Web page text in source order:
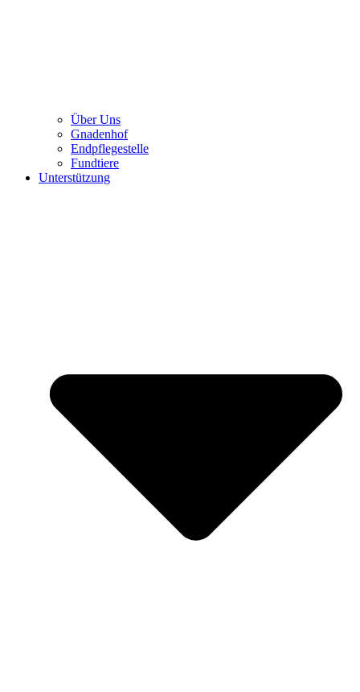
Über Uns
Gnadenhof
Endpflegestelle
Fundtiere
Unterstützung